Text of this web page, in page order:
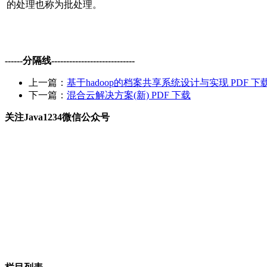
的处理也称为批处理。
------分隔线----------------------------
上一篇： 基于hadoop的档案共享系统设计与实现 PDF 下
下一篇： 混合云解决方案(新) PDF 下载
关注Java1234微信公众号